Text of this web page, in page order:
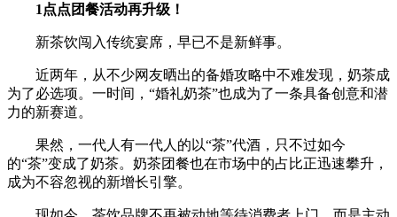
1点点团餐活动再升级！
新茶饮闯入传统宴席，早已不是新鲜事。
近两年，从不少网友晒出的备婚攻略中不难发现，奶茶成
为了必选项。一时间，“婚礼奶茶”也成为了一条具备创意和潜
力的新赛道。
果然，一代人有一代人的以“茶”代酒，只不过如今
的“茶”变成了奶茶。奶茶团餐也在市场中的占比正迅速攀升，
成为不容忽视的新增长引擎。